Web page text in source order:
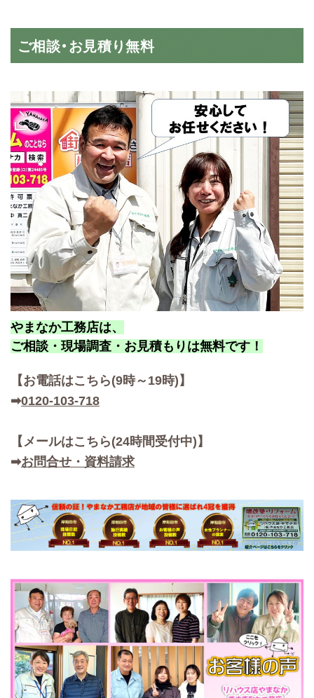
ご相談・お見積り無料
やまなか工務店は、
ご相談・現場調査・お見積もりは無料です！
【お電話はこちら(9時～19時)】
➡0120-103-718
【メールはこちら(24時間受付中)】
➡お問合せ・資料請求